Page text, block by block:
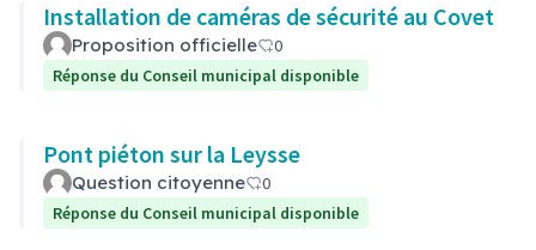
Installation de caméras de sécurité au Covet
Proposition officielle
0
Réponse du Conseil municipal disponible
Pont piéton sur la Leysse
Question citoyenne
0
Réponse du Conseil municipal disponible